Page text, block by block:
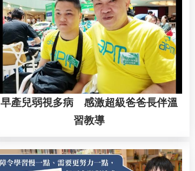
早產兒弱視多病 感激超級爸爸長伴溫
習教導